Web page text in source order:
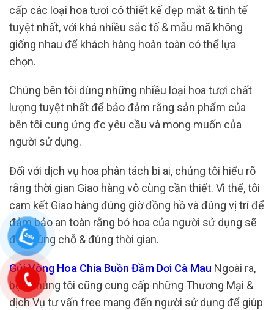
cấp các loại hoa tươi có thiết kế đẹp mắt & tinh tế
tuyệt nhất, với khá nhiều sắc tố & mẫu mã không
giống nhau để khách hàng hoàn toàn có thể lựa
chọn.
Chúng bên tôi dùng những nhiều loại hoa tươi chất
lượng tuyệt nhất để bảo đảm rằng sản phẩm của
bên tôi cung ứng đc yêu cầu và mong muốn của
người sử dụng.
Đối với dịch vụ hoa phân tách bi ai, chúng tôi hiểu rõ
rằng thời gian Giao hàng vô cùng cần thiết. Vì thế, tôi
cam kết Giao hàng đúng giờ đồng hồ và đúng vị trí để
đảm bảo an toàn rằng bó hoa của người sử dụng sẽ
đến đúng chỗ & đúng thời gian.
Gửi Vòng Hoa Chia Buồn Đầm Dơi Cà Mau Ngoài ra,
bọn chúng tôi cũng cung cấp những Thương Mại &
dịch Vụ tư vấn free mang đến người sử dụng để giúp